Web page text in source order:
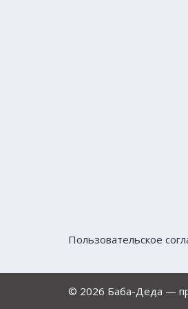
Пользовательское
© 2026 Баба-Деда —